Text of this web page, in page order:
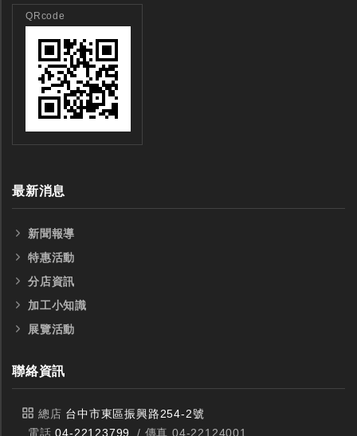
QRcode
最新消息
新聞報導
特惠活動
分店資訊
加工小知識
展覽活動
聯絡資訊
總店 台中市東區振興路254-2號
電話04-22123799 / 傳真 04-22124001